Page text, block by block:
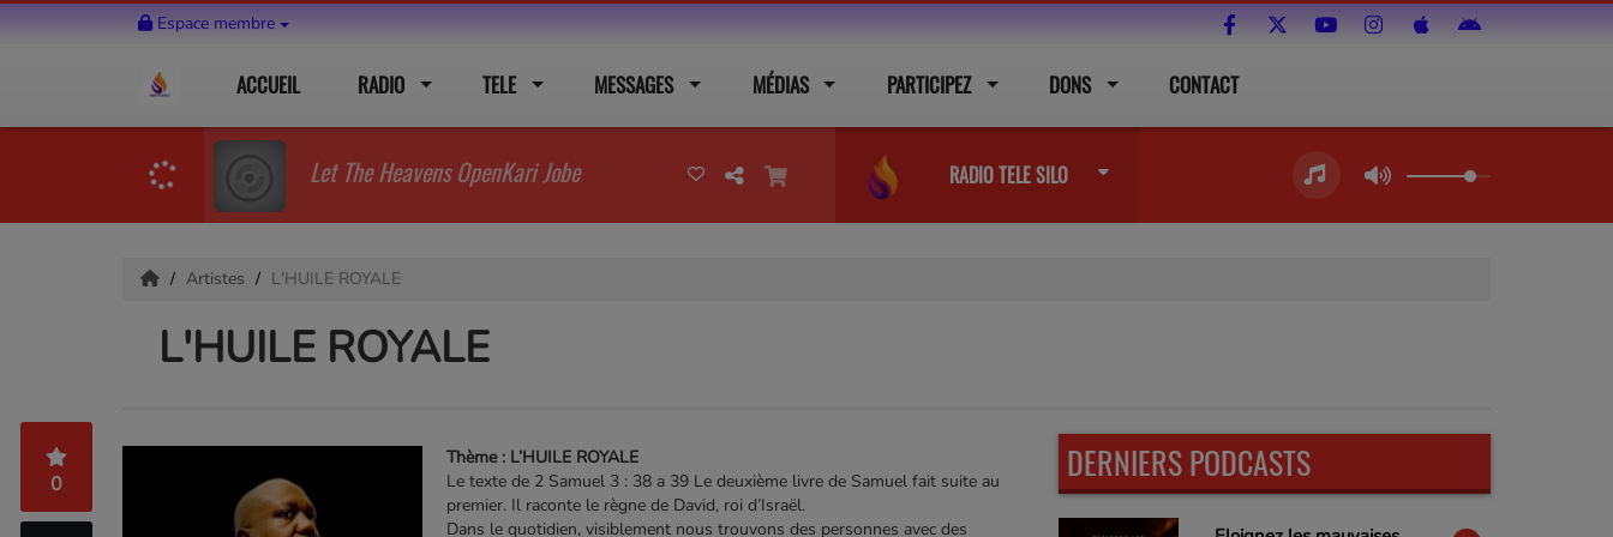
Espace membre
ACCUEIL RADIO TELE MESSAGES MÉDIAS PARTICIPEZ DONS CONTACT
Let The Heavens OpenKari Jobe RADIO TELE SILO
Artistes L'HUILE ROYALE
L'HUILE ROYALE
0
Thème : L’HUILE ROYALE
Le texte de 2 Samuel 3 : 38 a 39 Le deuxième livre de Samuel fait suite au
premier. Il raconte le règne de David, roi d’Israël.
Dans le quotidien, visiblement nous trouvons des personnes avec des
DERNIERS PODCASTS